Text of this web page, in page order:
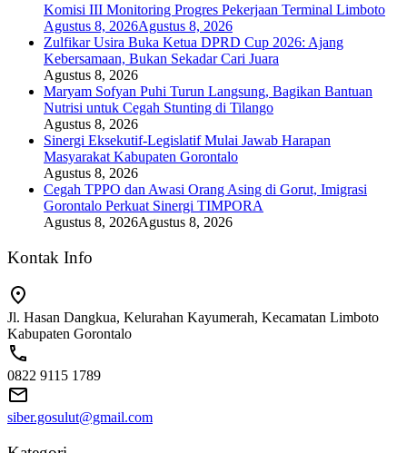
Komisi III Monitoring Progres Pekerjaan Terminal Limboto
Agustus 8, 2026Agustus 8, 2026
Zulfikar Usira Buka Ketua DPRD Cup 2026: Ajang
Kebersamaan, Bukan Sekadar Cari Juara
Agustus 8, 2026
Maryam Sofyan Puhi Turun Langsung, Bagikan Bantuan
Nutrisi untuk Cegah Stunting di Tilango
Agustus 8, 2026
Sinergi Eksekutif-Legislatif Mulai Jawab Harapan
Masyarakat Kabupaten Gorontalo
Agustus 8, 2026
Cegah TPPO dan Awasi Orang Asing di Gorut, Imigrasi
Gorontalo Perkuat Sinergi TIMPORA
Agustus 8, 2026Agustus 8, 2026
Kontak Info
Jl. Hasan Dangkua, Kelurahan Kayumerah, Kecamatan Limboto
Kabupaten Gorontalo
0822 9115 1789
siber.gosulut@gmail.com